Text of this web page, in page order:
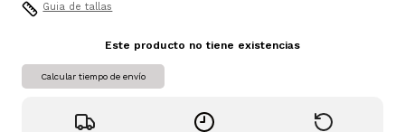
Guia de tallas
Este producto no tiene existencias
Calcular tiempo de envío